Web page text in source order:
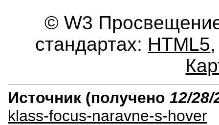
© W3
стандартах: HTML5
Источник (получено 12/28/
klass-focus-naravne-s-hover